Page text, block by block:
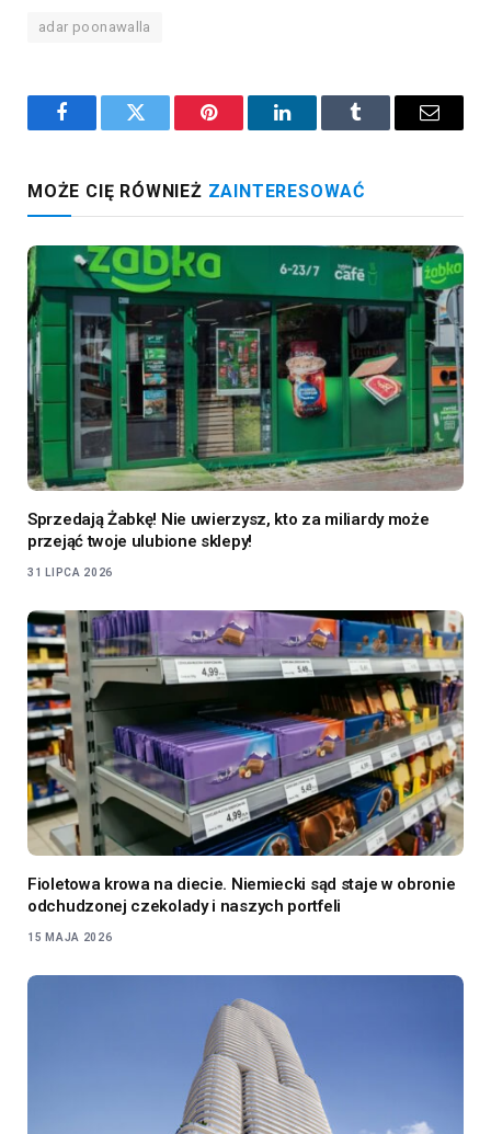
adar poonawalla
FacebookTwitter Pinterest LinkedInTumblr Email
MOŻE CIĘ RÓWNIEŻ ZAINTERESOWAĆ
Sprzedają Żabkę! Nie uwierzysz, kto za miliardy może
przejąć twoje ulubione sklepy!
31 LIPCA 2026
Fioletowa krowa na diecie. Niemiecki sąd staje w obronie
odchudzonej czekolady i naszych portfeli
15 MAJA 2026